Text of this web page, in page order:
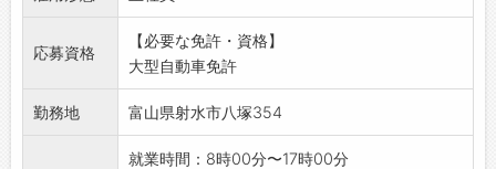
応募資格
【必要な免許・資格】
大型自動車免許
勤務地 富山県射水市八塚354
就業時間：8時00分〜17時00分